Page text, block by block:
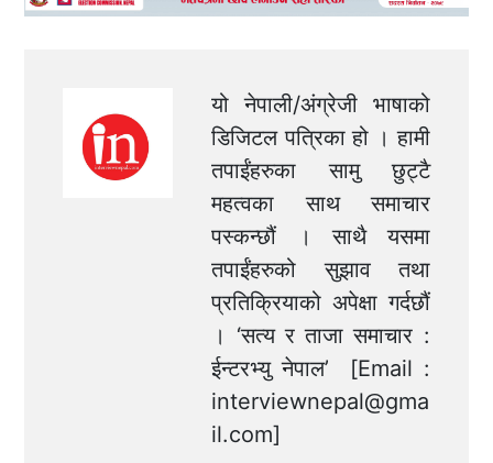
यो नेपाली/अंग्रेजी भाषाको
डिजिटल पत्रिका हो । हामी
तपाईंहरुका सामु छुट्टै
महत्वका साथ समाचार
पस्कन्छौं । साथै यसमा
तपाईंहरुको सुझाव तथा
प्रतिक्रियाको अपेक्षा गर्दछौं
। ‘सत्य र ताजा समाचार :
ईन्टरभ्यु नेपाल’ [Email :
interviewnepal@gma
il.com]